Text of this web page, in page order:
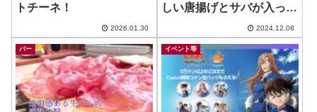
トチーネ！
2026.01.30
しい唐揚げとサバが入って
Bento
2024.12.08
バー イベント等